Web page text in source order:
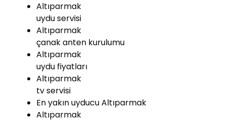
Altıparmak
uydu servisi
Altıparmak
çanak anten kurulumu
Altıparmak
uydu fiyatları
Altıparmak
tv servisi
En yakın uyducu Altıparmak
Altıparmak